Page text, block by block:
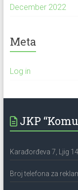
December 2022
Meta
Log in
JKP
Karađorđeva 7, Ljig
Broj telefona za